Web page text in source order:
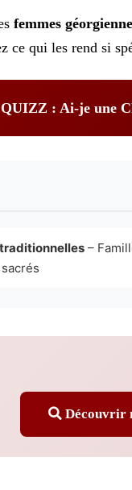
femmes
ce qui les rend si
: Ai-je une
–
Découvrir